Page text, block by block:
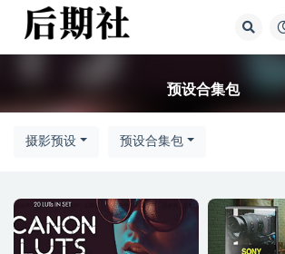
预设合集包
摄影预设 预设合集包